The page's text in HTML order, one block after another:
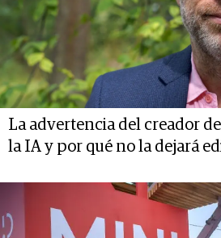
La advertencia del creador
la IA y por qué no la dejará